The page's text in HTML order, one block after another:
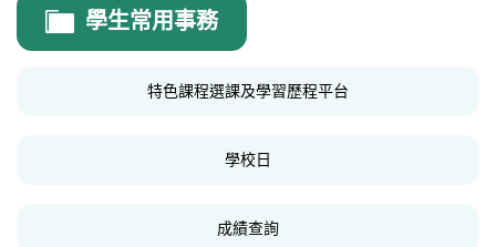
高中生涯輔導
國中生涯發展教育
學生常用事務
特色課程選課及學習歷程平台
學校日
成績查詢